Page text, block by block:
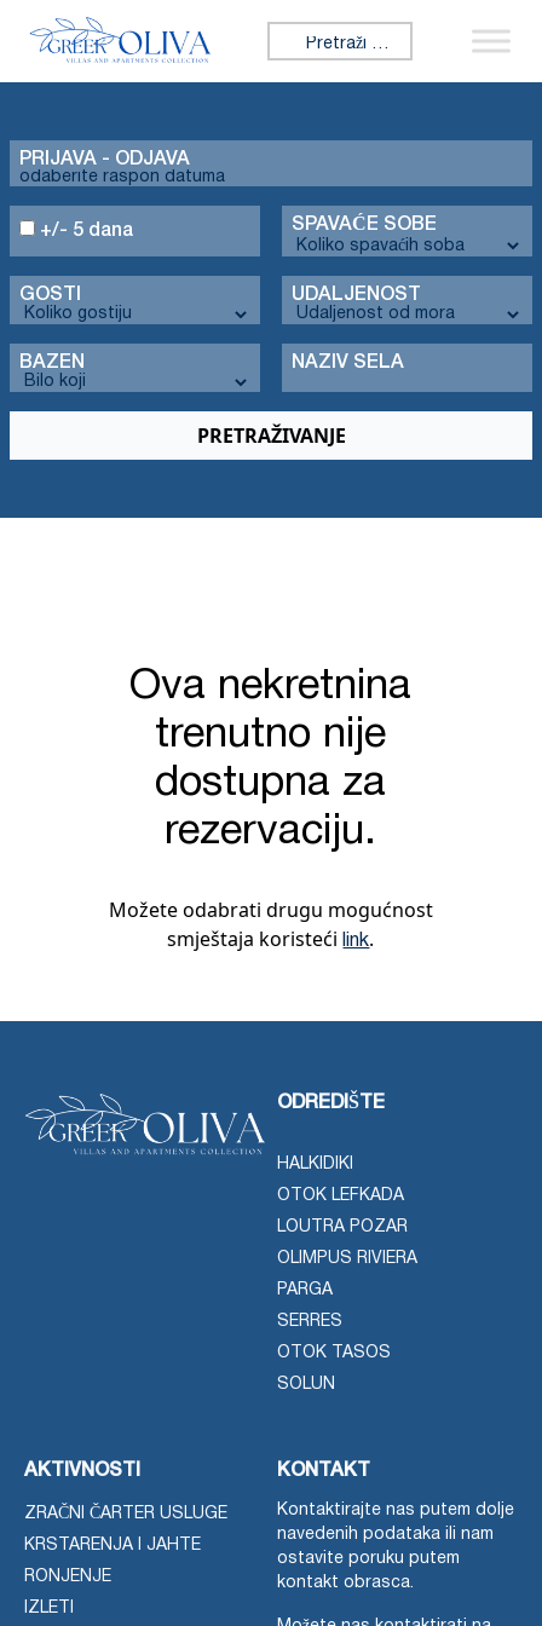
Tražiti:
PRIJAVA - ODJAVA
SPAVAĆE SOBE
GOSTI UDALJENOST
+/- 5 dana
BAZEN NAZIV SELA
Ova nekretnina
trenutno nije
dostupna za
rezervaciju.
Možete odabrati drugu mogućnost
smještaja koristeći link.
ODREDIŠTE
HALKIDIKI
OTOK LEFKADA
LOUTRA POZAR
OLIMPUS RIVIERA
PARGA
SERRES
OTOK TASOS
SOLUN
AKTIVNOSTI
ZRAČNI ČARTER USLUGE
KRSTARENJA I JAHTE
RONJENJE
IZLETI
KONTAKT
Kontaktirajte nas putem dolje
navedenih podataka ili nam
ostavite poruku putem
kontakt obrasca.